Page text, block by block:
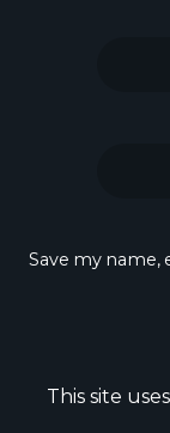
Save my name,
This site